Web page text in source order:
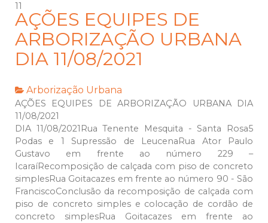
11
AÇÕES EQUIPES DE
ARBORIZAÇÃO URBANA
DIA 11/08/2021
Arborização Urbana
AÇÕES EQUIPES DE ARBORIZAÇÃO URBANA DIA
11/08/2021
DIA 11/08/2021Rua Tenente Mesquita - Santa Rosa5
Podas e 1 Supressão de LeucenaRua Ator Paulo
Gustavo em frente ao número 229 –
IcaraíRecomposição de calçada com piso de concreto
simplesRua Goitacazes em frente ao número 90 - São
FranciscoConclusão da recomposição de calçada com
piso de concreto simples e colocação de cordão de
concreto simplesRua Goitacazes em frente ao